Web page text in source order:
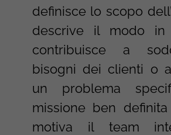
definisce lo scopo
descrive il modo in
contribuisce a
bisogni dei clienti o
un problema
missione ben
motiva il team